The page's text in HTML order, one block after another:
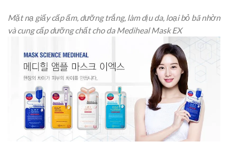
Mặt nạ giấy cấp ẩm, dưỡng trắng, làm dịu da, loại bỏ bã nhờn
và cung cấp dưỡng chất cho da Mediheal Mask EX